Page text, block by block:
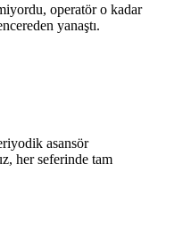
operatör o kadar
yanaştı.
asansör
her seferinde tam